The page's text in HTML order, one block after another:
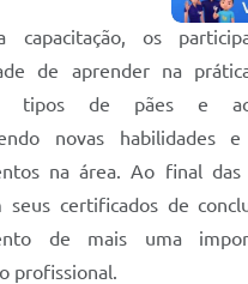
capacitação, os
de aprender na
tipos de pães e
novas habilidades
na área. Ao final das
seus certificados de
de mais uma
profissional.